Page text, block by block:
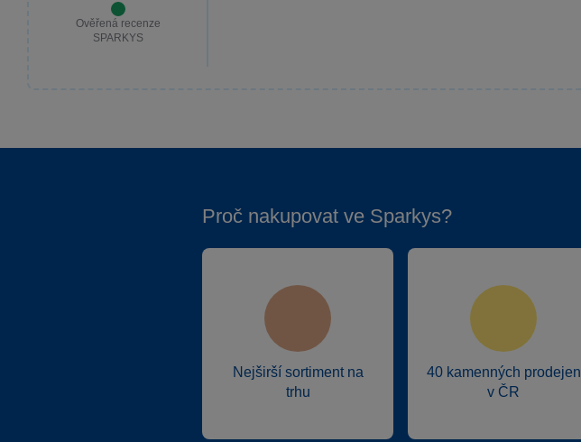
Ověřená recenze
SPARKYS
Proč nakupovat ve Sparkys?
Nejširší sortiment na
trhu
40 kamenných prodejen
v ČR